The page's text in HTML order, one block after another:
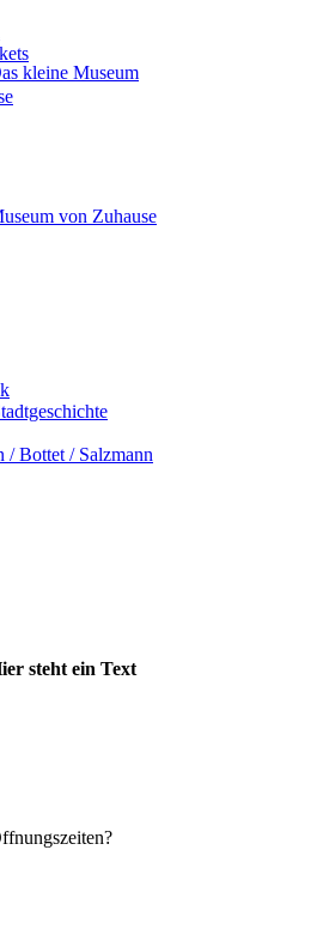
kleine Museum
von Zuhause
steht ein Text
/ Bottet / Salzmann